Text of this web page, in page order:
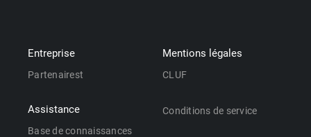
Entreprise
Partenairest
Assistance
Base de connaissances
Mentions légales
CLUF
Conditions de service